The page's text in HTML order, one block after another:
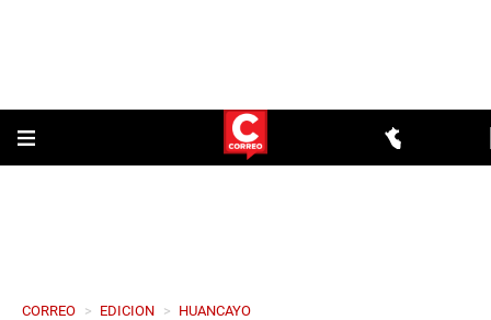
CORREO > EDICION > HUANCAYO